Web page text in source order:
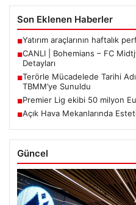
Son Eklenen Haberler
■Yatırım araçlarının haftalık
■CANLI | Bohemians – FC
Detayları
■Terörle Mücadelede Tarihi
TBMM’ye Sunuldu
■Premier Lig ekibi 50 milyon
■Açık Hava Mekanlarında
Güncel